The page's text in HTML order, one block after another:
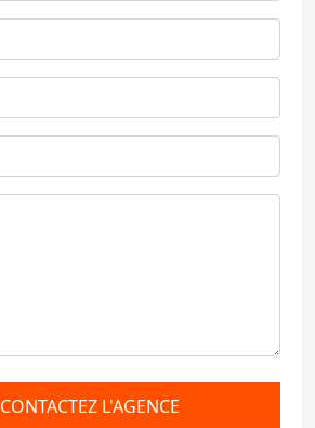
CONTACTEZ L'AGENCE